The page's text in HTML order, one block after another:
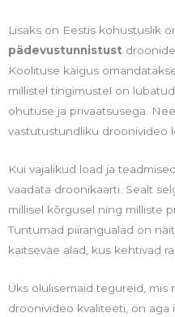
Lisaks on Eestis kohustuslik
pädevustunnistust
Koolituse käigus
millistel tingimustel on
ohutuse ja privaatsusega.
vastutustundliku droonivideo
Kui vajalikud load ja
vaadata droonikaarti. Sealt
millisel kõrgusel ning milliste
Tuntumad piirangualad on
kaitseväe alad, kus kehtivad
Üks olulisemaid tegureid,
droonivideo kvaliteeti, on aga